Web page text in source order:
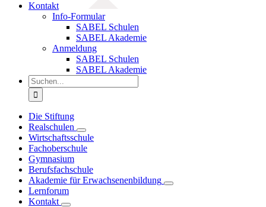
Kontakt
Info-Formular
SABEL Schulen
SABEL Akademie
Anmeldung
SABEL Schulen
SABEL Akademie
Suche
nach:
Die Stiftung
Realschulen
Wirtschaftsschule
Fachoberschule
Gymnasium
Berufsfachschule
Akademie für Erwachsenenbildung
Lernforum
Kontakt